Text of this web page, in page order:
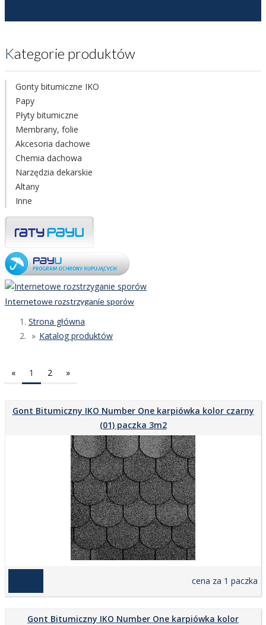
Kategorie produktów
Gonty bitumiczne IKO
Papy
Płyty bitumiczne
Membrany, folie
Akcesoria dachowe
Chemia dachowa
Narzędzia dekarskie
Altany
Inne
Internetowe rozstrzyganie sporów
Strona główna
Katalog produktów
« 1 2 »
Gont Bitumiczny IKO Number One karpiówka kolor czarny
(01) paczka 3m2
cena za 1 paczka
Gont Bitumiczny IKO Number One karpiówka kolor